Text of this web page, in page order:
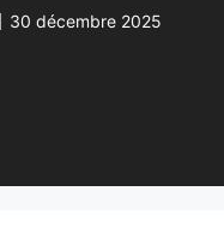
30 décembre 2025